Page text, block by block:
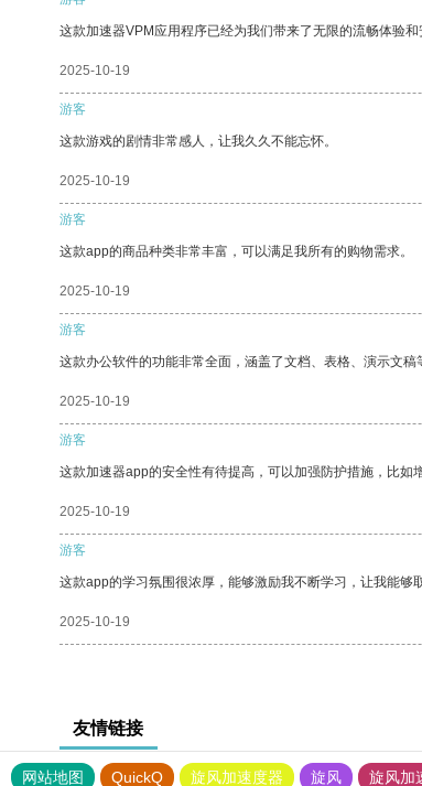
这款加速器VPM应用程序已经为我们带来了无限的流畅体验和
2025-10-19
游客
这款游戏的剧情非常感人，让我久久不能忘怀。
2025-10-19
游客
这款app的商品种类非常丰富，可以满足我所有的购物需求。
2025-10-19
游客
这款办公软件的功能非常全面，涵盖了文档、表格、演示文
2025-10-19
游客
这款加速器app的安全性有待提高，可以加强防护措施，比如
2025-10-19
游客
这款app的学习氛围很浓厚，能够激励我不断学习，让我能够
2025-10-19
友情链接
网站地图 QuickQ 旋风加速度器 旋风 旋风加